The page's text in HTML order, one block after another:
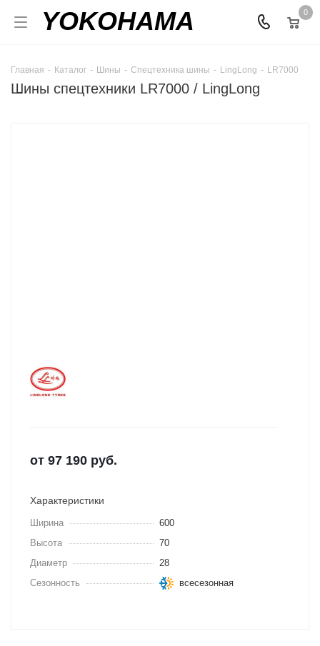
YOKOHAMA 0
Главная - Каталог - Шины - Спецтехника шины - LingLong - LR7000
Шины спецтехники LR7000 / LingLong
от 97 190 руб.
Характеристики
Ширина
600
Высота
70
Диаметр
28
Сезонность
всесезонная